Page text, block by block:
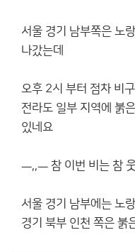
서울 경기 남부쪽은 노
나갔는데
오후 2시 부터 점차 비
전라도 일부 지역에 붉
있네요
ㅡ,,ㅡ 참 이번 비는 참
서울 경기 남부에는 노
경기 북부 인천 쪽은 붉